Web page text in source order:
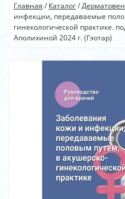
Главная /Каталог/
инфекции, передаваемые
гинекологической практике.
Аполихиной 2024 г. (Гэотар)